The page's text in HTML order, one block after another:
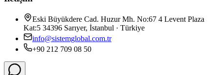
Eski Büyükdere Cad. Huzur Mh. No:67 4 Levent Plaza
Kat:5 34396 Sarıyer, İstanbul · Türkiye
info@sistemglobal.com.tr
+90 212 709 08 50